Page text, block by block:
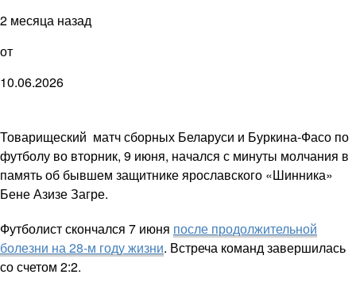
2 месяца назад
от
10.06.2026
Товарищеский матч сборных Беларуси и Буркина-Фасо по
футболу во вторник, 9 июня, начался с минуты молчания в
память об бывшем защитнике ярославского «Шинника»
Бене Азизе Загре.
Футболист скончался 7 июня после продолжительной
болезни на 28-м году жизни. Встреча команд завершилась
со счетом 2:2.